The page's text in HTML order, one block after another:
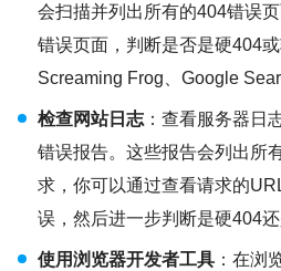
会扫描并列出所有的404错误
错误页面，判断是否是硬404
Screaming Frog、Google
检查网站日志 ：查看服务器日
错误报告。这些报告会列出所
求，你可以通过查看请求的
误，然后进一步判断是硬404还
使用浏览器开发者工具 ：在浏